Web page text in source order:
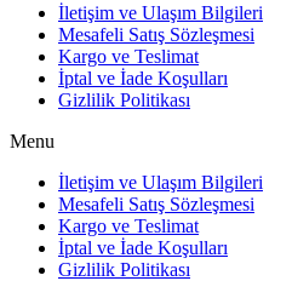
İletişim ve Ulaşım Bilgileri
Mesafeli Satış Sözleşmesi
Kargo ve Teslimat
İptal ve İade Koşulları
Gizlilik Politikası
Menu
İletişim ve Ulaşım Bilgileri
Mesafeli Satış Sözleşmesi
Kargo ve Teslimat
İptal ve İade Koşulları
Gizlilik Politikası